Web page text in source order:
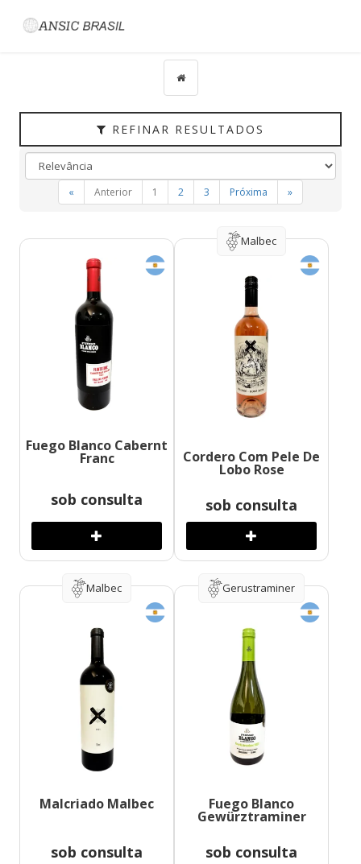
REFINAR RESULTADOS
UVAS
VINÍCOLA
« Anterior 1 2 3 Próxima »
Fuego Blanco Cabernt
Franc
sob consulta
Malbec
Cordero Com Pele De
Lobo Rose
sob consulta
Malbec
Malcriado Malbec
sob consulta
Gerustraminer
Fuego Blanco
Gewürztraminer
sob consulta